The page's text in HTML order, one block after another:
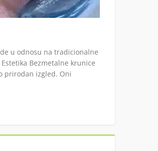
u odnosu na tradicionalne
Bezmetalne krunice
prirodan izgled. Oni